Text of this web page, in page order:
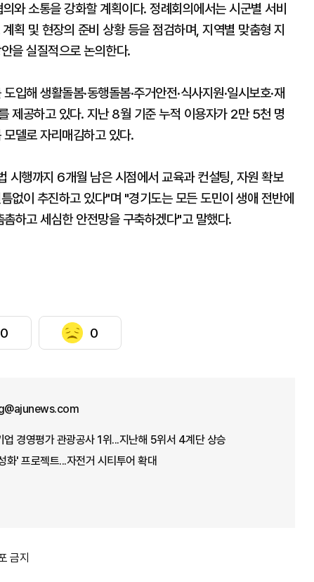
와 소통을 강화할 계획이다. 정례회의에서는 시군별 서비
획 및 현장의 준비 상황 등을 점검하며, 지역별 맞춤형 지
을 실질적으로 논의한다.
해 생활돌봄·동행돌봄·주거안전·식사지원·일시보호·재
제공하고 있다. 지난 8월 기준 누적 이용자가 2만 5천 명
델로 자리매김하고 있다.
시행까지 6개월 남은 시점에서 교육과 컨설팅, 자원 확보
없이 추진하고 있다"며 "경기도는 모든 도민이 생애 전반에
하고 세심한 안전망을 구축하겠다"고 말했다.
0 0
업 경영평가 관광공사 1위...지난해 5위서 4계단 상승
화' 프로젝트...자전거 시티투어 확대
금지